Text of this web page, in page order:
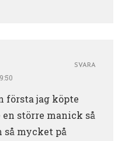
första jag köpte
större manick så
så mycket på
SVARA